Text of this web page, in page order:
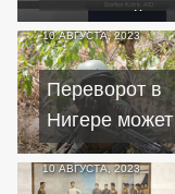
угрозе войны
Германии с
10 АВГУСТА, 2023
Переворот в
Нигере
10 АВГУСТА, 2023